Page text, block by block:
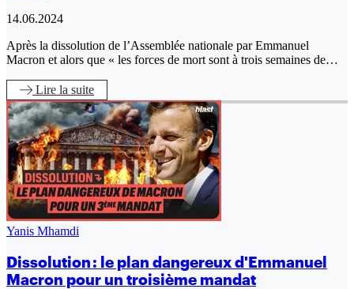
14.06.2024
Après la dissolution de l’Assemblée nationale par Emmanuel
Macron et alors que « les forces de mort sont à trois semaines de…
Lire la suite
Yanis Mhamdi
Dissolution : le plan dangereux d'Emmanuel
Macron pour un troisième mandat